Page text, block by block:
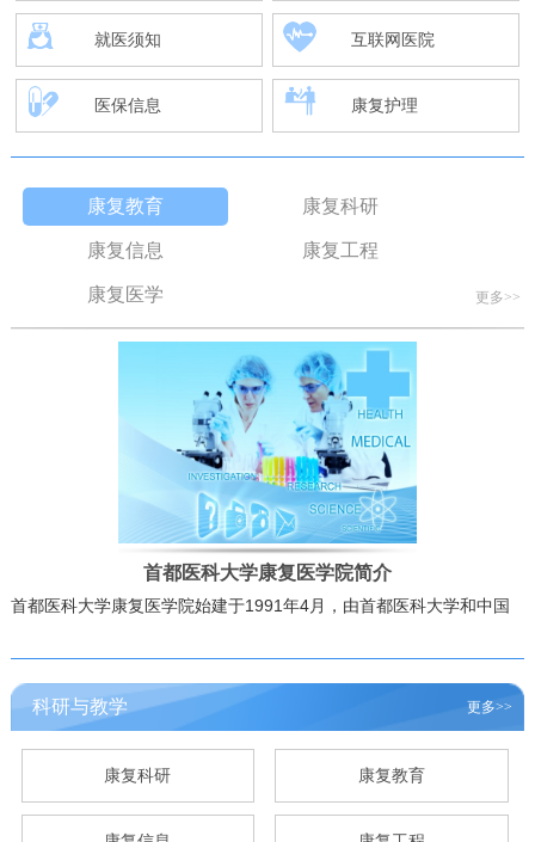
就医须知 互联网医院
医保信息 康复护理
康复教育 康复科研
康复信息 康复工程
康复医学 更多>>
首都医科大学康复医学院简介
首都医科大学康复医学院始建于1991年4月，由首都医科大学和中国
担残疾人全面康复、康复科学技术研究、康复人才培养以及康复信息
与社会服务的综合性康复机构和技术资源中心，是我国三级甲等康复
专科医院。重点开展
更多>>
科研与教学
康复科研 康复教育